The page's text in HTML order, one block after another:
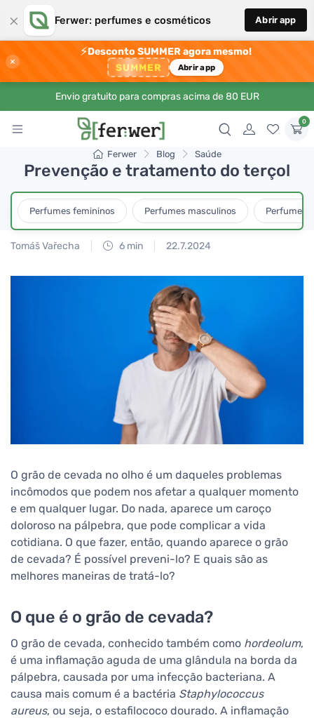
× Ferwer: perfumes e cosméticos Abrir app
×
⚡Desconto SUMMER agora mesmo!
SUMMER Abrir app
Envio gratuito para compras acima de 80 EUR
0
Ferwer Blog Saúde
Prevenção e tratamento do terçol
Perfumes femininos Perfumes masculinos Perfumes
Tomáš Vařecha 6 min 22.7.2024
O grão de cevada no olho é um daqueles problemas
incômodos que podem nos afetar a qualquer momento
e em qualquer lugar. Do nada, aparece um caroço
doloroso na pálpebra, que pode complicar a vida
cotidiana. O que fazer, então, quando aparece o grão
de cevada? É possível preveni-lo? E quais são as
melhores maneiras de tratá-lo?
O que é o grão de cevada?
O grão de cevada, conhecido também como hordeolum,
é uma inflamação aguda de uma glândula na borda da
pálpebra, causada por uma infecção bacteriana. A
causa mais comum é a bactéria Staphylococcus
aureus, ou seja, o estafilococo dourado. A inflamação